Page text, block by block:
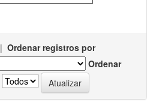
| Ordenar registros por
Ordenar